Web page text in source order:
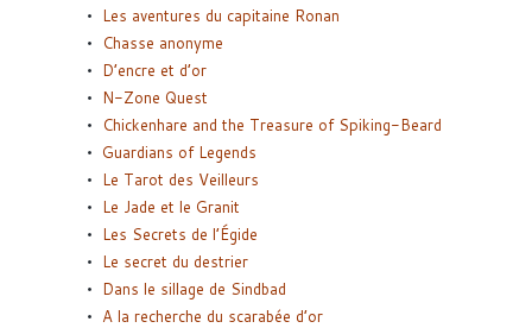
Les aventures du capitaine Ronan
Chasse anonyme
D’encre et d’or
N-Zone Quest
Chickenhare and the Treasure of Spiking-Beard
Guardians of Legends
Le Tarot des Veilleurs
Le Jade et le Granit
Les Secrets de l’Égide
Le secret du destrier
Dans le sillage de Sindbad
A la recherche du scarabée d’or